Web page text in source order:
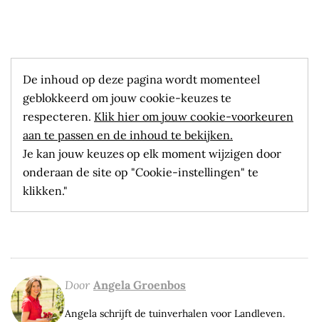
De inhoud op deze pagina wordt momenteel
geblokkeerd om jouw cookie-keuzes te
respecteren. Klik hier om jouw cookie-voorkeuren
aan te passen en de inhoud te bekijken.
Je kan jouw keuzes op elk moment wijzigen door
onderaan de site op "Cookie-instellingen" te
klikken."
Door Angela Groenbos
Angela schrijft de tuinverhalen voor Landleven.